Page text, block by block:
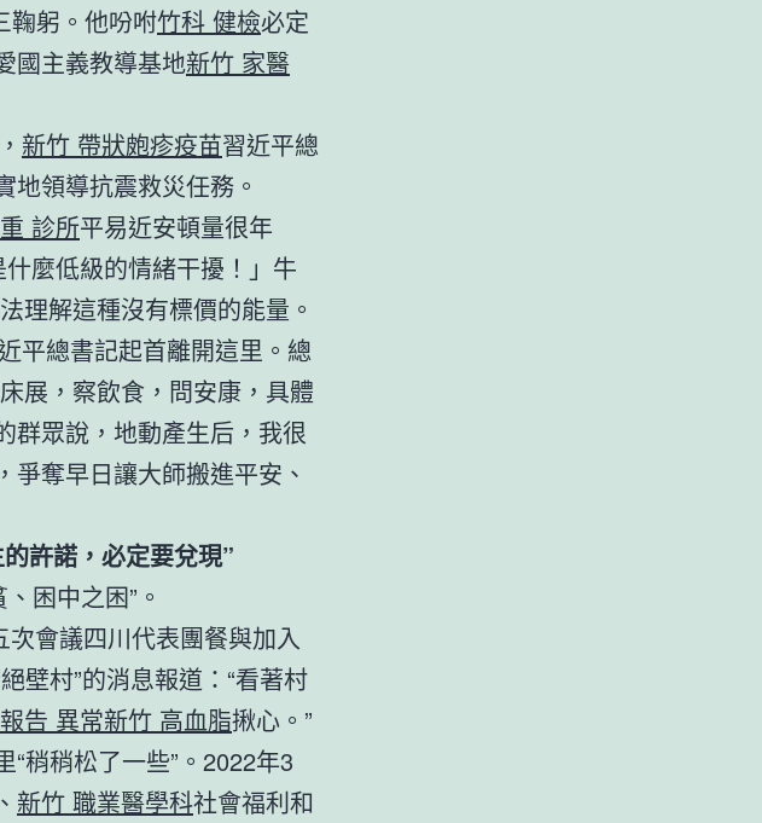
鞠躬。他吩咐竹科 健檢必定
國主義教導基地新竹 家醫
新竹 帶狀皰疹疫苗習近平總
地領導抗震救災任務。
診所平易近安頓量很年
麼低級的情緒干擾！」牛
理解這種沒有標價的能量。
平總書記起首離開這里。總
展，察飲食，問安康，具體
群眾說，地動產生后，我很
奪早日讓大師搬進平安、
許諾，必定要兌現”
困中之困”。
會議四川代表團餐與加入
壁村”的消息報道：“看著村
告 異常新竹 高血脂揪心。”
稍稍松了一些”。2022年3
新竹 職業醫學科社會福利和